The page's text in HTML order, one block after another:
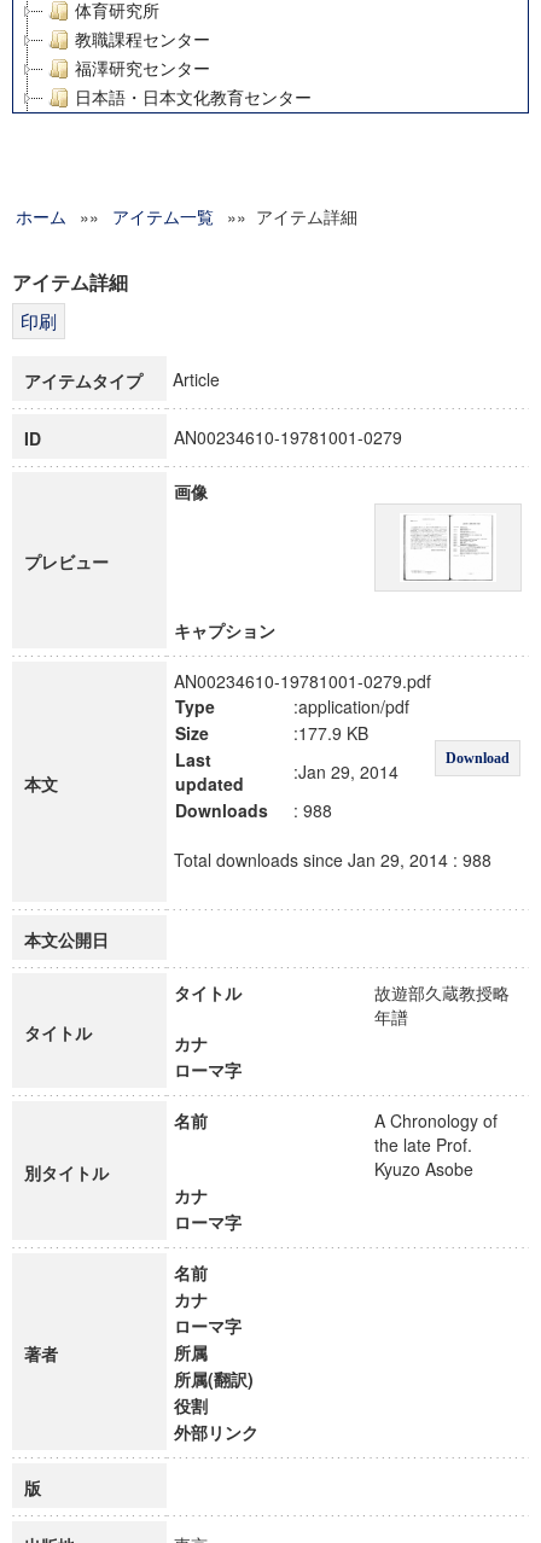
体育研究所
教職課程センター
福澤研究センター
日本語・日本文化教育センター
グローバルリサーチインスティテュート
科学研究費補助金研究成果報告書
博士課程教育リーディングプログラム「超成熟社会発展のサ
ホーム »» アイテム一覧 »» アイテム詳細
アイテム詳細
アイテムタイプ Article
ID AN00234610-19781001-0279
プレビュー
画像
キャプション
本文
AN00234610-19781001-0279.pdf
Type
:application/pdf
Download
Size
:177.9 KB
Last
updated
:Jan 29, 2014
Downloads
: 988
Total downloads since Jan 29, 2014 : 988
本文公開日
タイトル
タイトル
故遊部久蔵教授略
年譜
カナ
ローマ字
別タイトル
名前
A Chronology of
the late Prof.
Kyuzo Asobe
カナ
ローマ字
著者
名前
カナ
ローマ字
所属
所属(翻訳)
役割
外部リンク
版